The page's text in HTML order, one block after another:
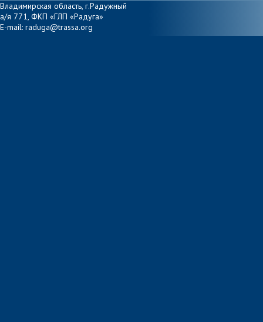
Владимирская область, г.Радужный
а/я 771, ФКП «ГЛП «Радуга»
E-mail: raduga@trassa.org